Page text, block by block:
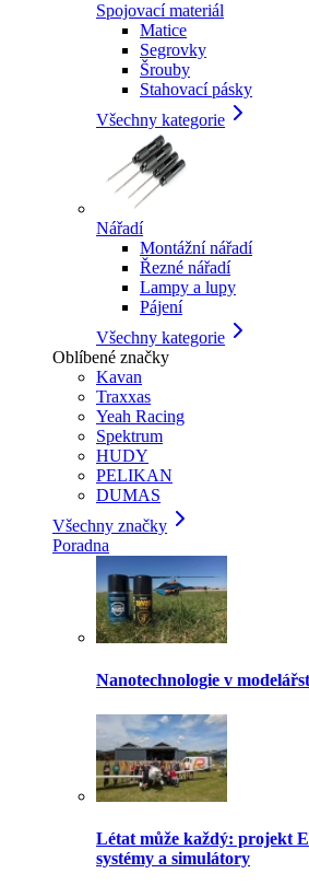
Spojovací materiál
Matice
Segrovky
Šrouby
Stahovací pásky
Všechny kategorie
Nářadí
Montážní nářadí
Řezné nářadí
Lampy a lupy
Pájení
Všechny kategorie
Oblíbené značky
Kavan
Traxxas
Yeah Racing
Spektrum
HUDY
PELIKAN
DUMAS
Všechny značky
Poradna
Nanotechnologie v
Létat může každý: projekt
systémy a simulátory